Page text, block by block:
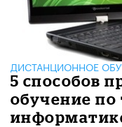
ДИСТАНЦИОННОЕ
​5 способов
обучение по